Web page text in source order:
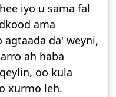
iyo u sama fal
ama
agtaada da' weyni,
ah haba
oo kula
xurmo leh.